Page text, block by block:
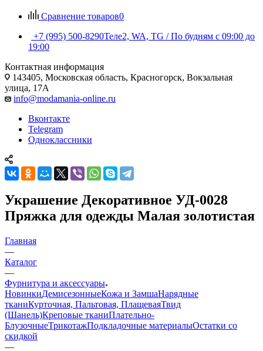
Сравнение товаров0
+7 (995) 500-8290Теле2, WA, TG / По будням c 09:00 до
19:00
Контактная информация
143405, Московская область, Красногорск, Вокзальная
улица, 17А
info@modamania-online.ru
Вконтакте
Telegram
Одноклассники
Украшение Декоративное УД-0028
Пряжка для одежды Малая золотистая
Главная
—
Каталог
—
Фурнитура и аксессуары
НовинкиДемисезонныеКожа и ЗамшаНарядные
тканиКурточная, Пальтовая, ПлащеваяТвид
(Шанель)Креповые тканиПлательно-
БлузочныеТрикотажПодкладочные материалыОстатки со
скидкой
—